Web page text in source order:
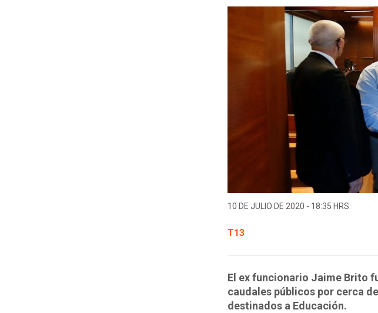
10 DE JULIO DE 2020 - 18:35 HRS.
T13
El ex funcionario Jaime Brito
caudales públicos por cerca
destinados a Educación.